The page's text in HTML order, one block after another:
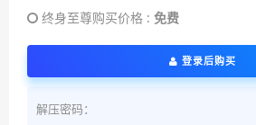
终身至尊购买价格 : 免费
登录后购买
解压密码：